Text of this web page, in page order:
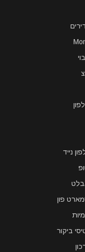
נייד
פון
ביקור